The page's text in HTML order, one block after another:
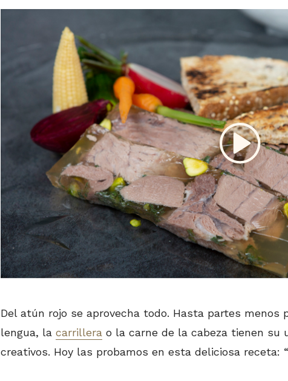
Del atún rojo se aprovecha todo. Hasta partes menos
lengua, la carrillera o la carne de la cabeza tienen su
creativos. Hoy las probamos en esta deliciosa receta: